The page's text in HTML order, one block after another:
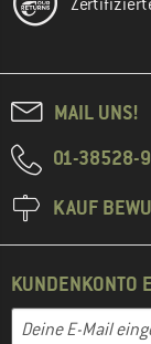
MAIL UNS!
01-38528-
KAUF
KUNDENKONTO
E-Mail-Adresse
Gib hier deine E-